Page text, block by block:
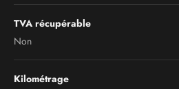
TVA récupérable
Non
Kilométrage